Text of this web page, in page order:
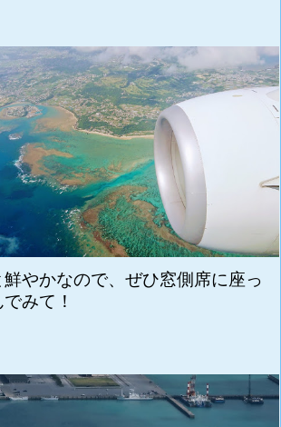
やかなので、ぜひ窓側席に座っ
みて！